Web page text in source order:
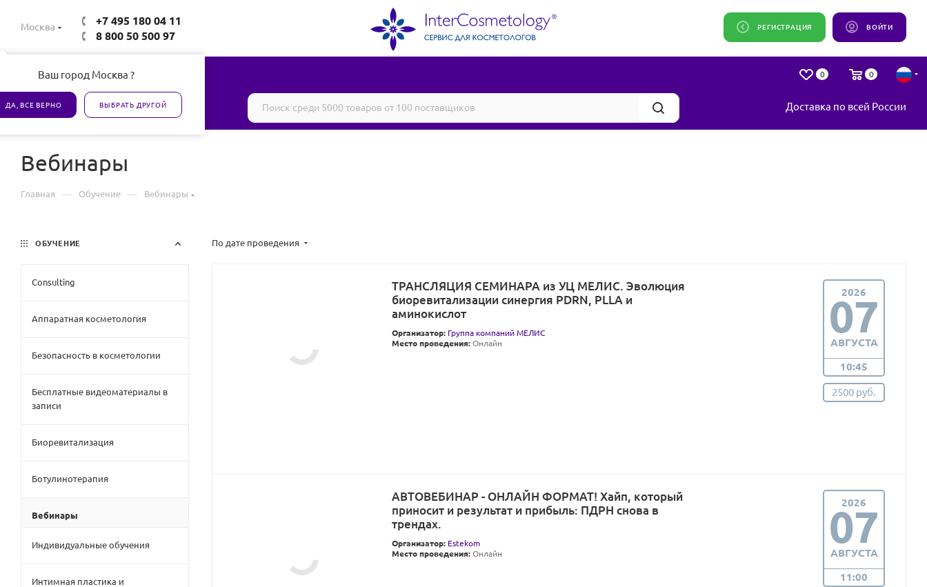
Москва
Ваш город Москва ?
ДА, ВСЕ ВЕРНО ВЫБРАТЬ ДРУГОЙ
+7 495 180 04 11
8 800 50 500 97
ВОЙТИ
РЕГИСТРАЦИЯ
0 0
Все товары сертифицированы Доставка по всей России
Вебинары
Главная — Обучение — Вебинары
По дате проведения
ТРАНСЛЯЦИЯ СЕМИНАРА из УЦ МЕЛИС. Эволюция
биоревитализации синергия PDRN, PLLA и
аминокислот
Организатор: Группа компаний МЕЛИС
Место проведения: Онлайн
2026
07
АВГУСТА
10:45
2500 руб.
АВТОВЕБИНАР - ОНЛАЙН ФОРМАТ! Хайп, который
приносит и результат и прибыль: ПДРН снова в
трендах.
Организатор: Estekom
Место проведения: Онлайн
2026
07
АВГУСТА
11:00
ОБУЧЕНИЕ
Consulting
Аппаратная косметология
Безопасность в косметологии
Бесплатные видеоматериалы в
записи
Биоревитализация
Ботулинотерапия
Вебинары
Индивидуальные обучения
Интимная пластика и